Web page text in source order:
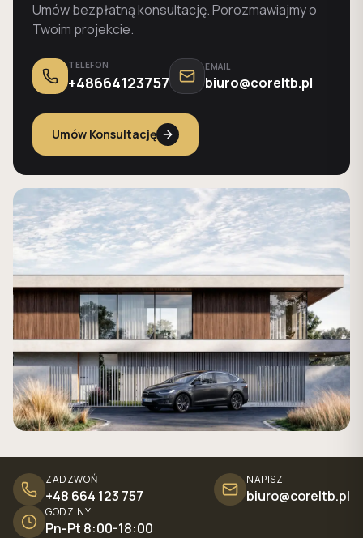
Umów bezpłatną konsultację. Porozmawiajmy o
Twoim projekcie.
TELEFON
+48664123757
EMAIL
biuro@coreltb.pl
Umów Konsultację
ZADZWOŃ
+48 664 123 757
NAPISZ
biuro@coreltb.pl
GODZINY
Pn-Pt 8:00-18:00